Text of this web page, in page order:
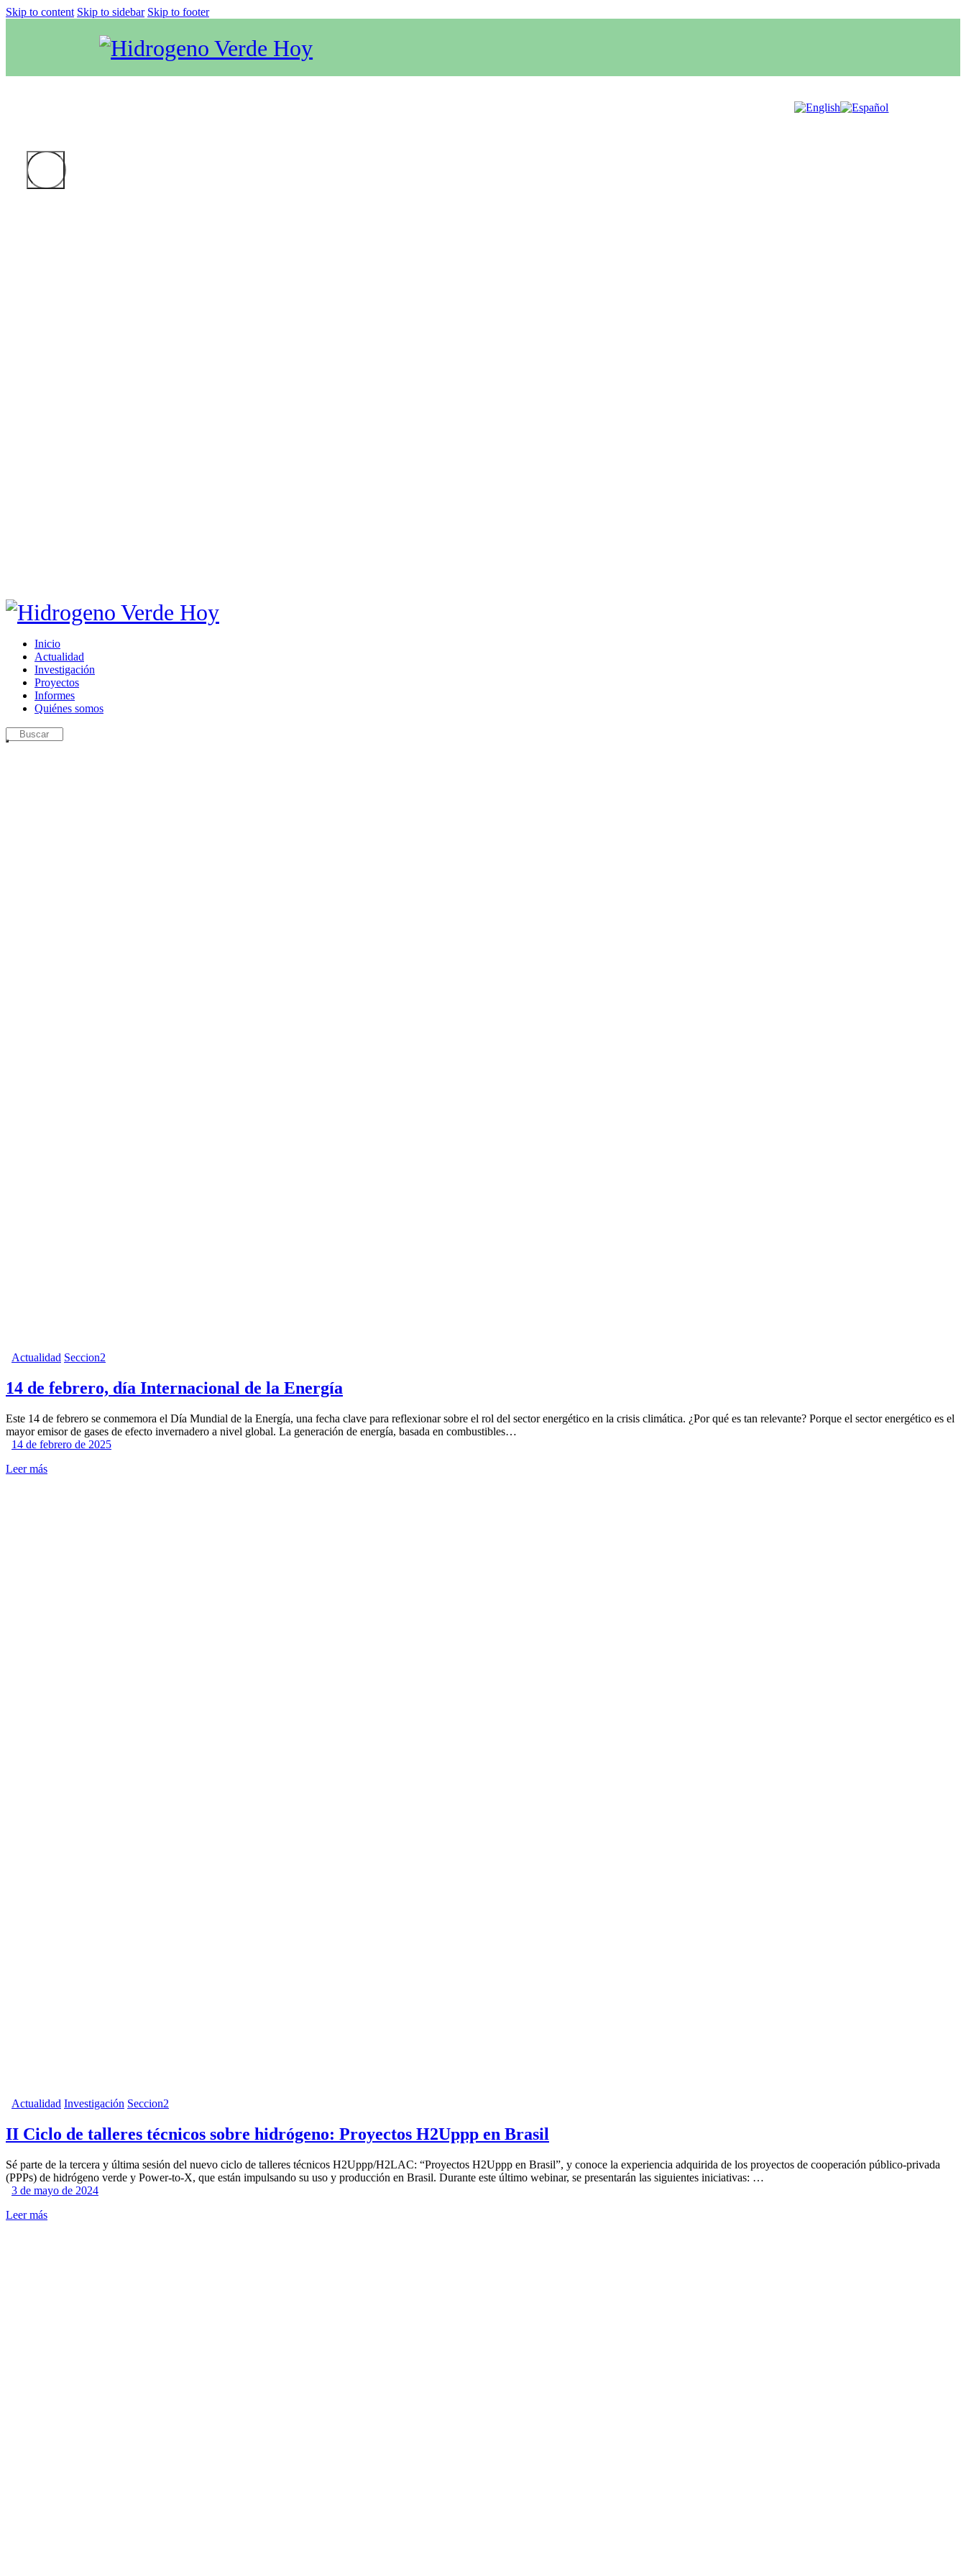
Skip to content Skip to sidebar Skip to footer
Inicio
Actualidad
Investigación
Proyectos
Informes
Quiénes somos
Actualidad Seccion2
14 de febrero, día Internacional de la Energía
Este 14 de febrero se conmemora el Día Mundial de la Energía, una fecha clave para reflexionar sobre el rol del sector energético en la crisis climática. ¿Por qué es tan relevante? Porque el sector energético es el
mayor emisor de gases de efecto invernadero a nivel global. La generación de energía, basada en combustibles…
14 de febrero de 2025
Leer más
Actualidad Investigación Seccion2
II Ciclo de talleres técnicos sobre hidrógeno: Proyectos H2Uppp en Brasil
Sé parte de la tercera y última sesión del nuevo ciclo de talleres técnicos H2Uppp/H2LAC: “Proyectos H2Uppp en Brasil”, y conoce la experiencia adquirida de los proyectos de cooperación público-privada
(PPPs) de hidrógeno verde y Power-to-X, que están impulsando su uso y producción en Brasil. Durante este último webinar, se presentarán las siguientes iniciativas: …
3 de mayo de 2024
Leer más